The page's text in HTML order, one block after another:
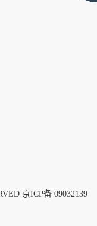
京ICP备 09032139